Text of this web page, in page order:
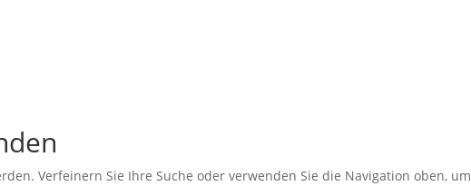
Verfeinern Sie Ihre Suche oder verwenden Sie die Navigation oben, um